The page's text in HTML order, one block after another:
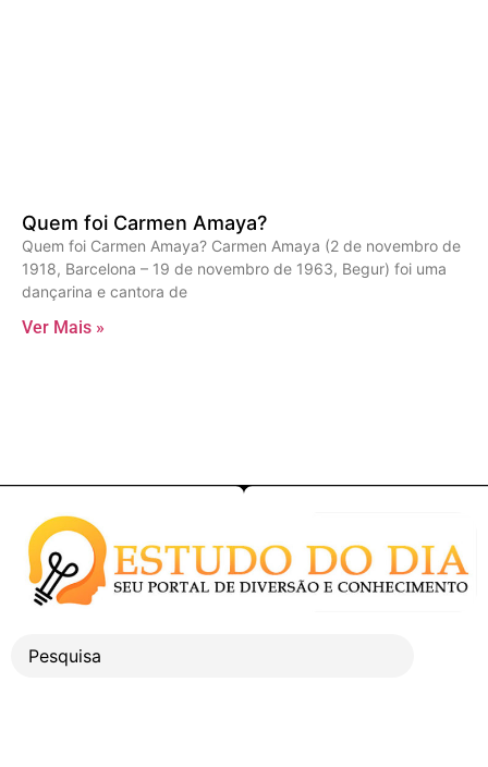
Quem foi Carmen Amaya?
Quem foi Carmen Amaya? Carmen Amaya (2 de novembro de
1918, Barcelona – 19 de novembro de 1963, Begur) foi uma
dançarina e cantora de
Ver Mais »